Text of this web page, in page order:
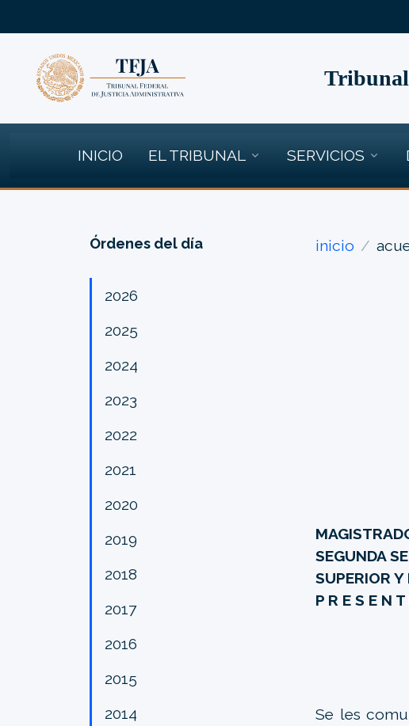
INICIO EL TRIBUNAL SERVICIOS
Órdenes del día
2026
2025
2024
2023
2022
2021
2020
2019
2018
2017
2016
2015
2014
inicio
SEGUNDA
SUPERIOR
P R E S E N T
Se les